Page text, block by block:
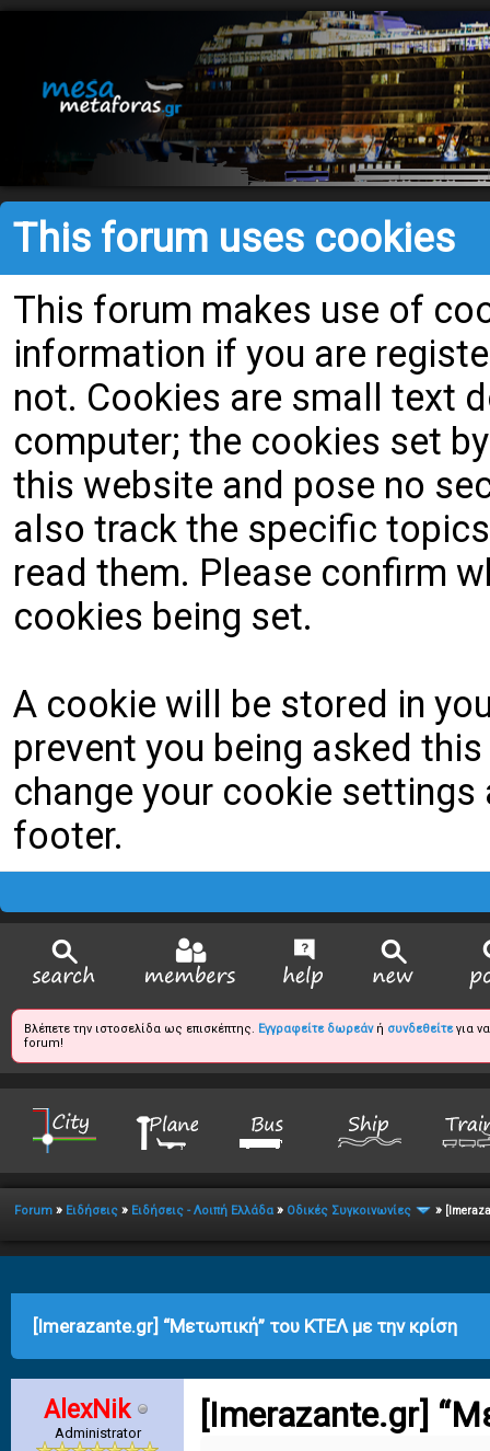
This forum uses cookies
This forum makes use of
information if you are
not. Cookies are small text
computer; the cookies set
this website and pose no
also track the specific
read them. Please confirm
cookies being set.
A cookie will be stored in
prevent you being asked
change your cookie
footer.
Βλέπετε την ιστοσελίδα ως επισκέπτης. Εγγραφείτε δωρεάνή συνδεθείτεγια
forum!
Forum » Ειδήσεις » Ειδήσεις - Λοιπή Ελλάδα » Οδικές Συγκοινωνίες »
[Imerazante.gr] “Μετωπική” του ΚΤΕΛ με την κρίση
AlexNik
Administrator [Imerazante.gr]